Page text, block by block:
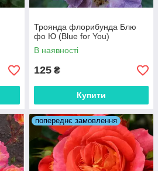
Троянда флорибунда Блю
фо Ю (Blue for You)
В наявності
125 ₴
Купити
попереднє замовлення